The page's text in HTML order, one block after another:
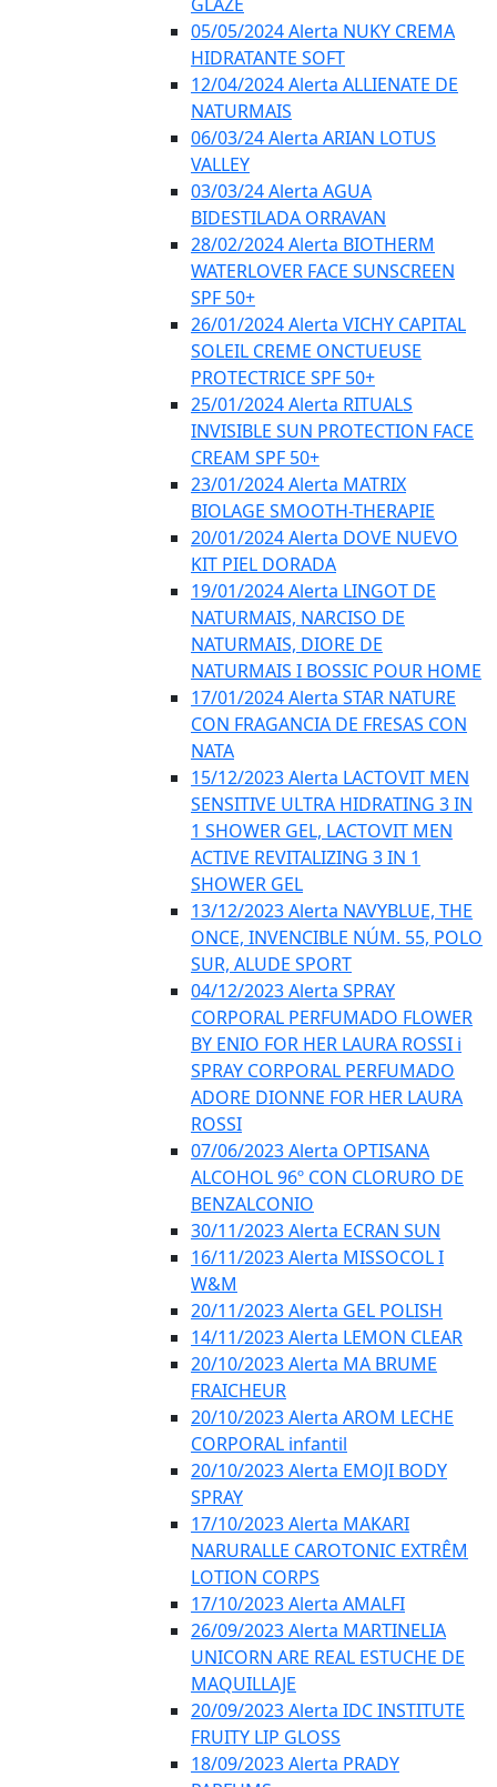
05/05/2024 Alerta NUKY CREMA
HIDRATANTE SOFT
12/04/2024 Alerta ALLIENATE DE
NATURMAIS
06/03/24 Alerta ARIAN LOTUS
VALLEY
03/03/24 Alerta AGUA
BIDESTILADA ORRAVAN
28/02/2024 Alerta BIOTHERM
WATERLOVER FACE SUNSCREEN
SPF 50+
26/01/2024 Alerta VICHY CAPITAL
SOLEIL CREME ONCTUEUSE
PROTECTRICE SPF 50+
25/01/2024 Alerta RITUALS
INVISIBLE SUN PROTECTION FACE
CREAM SPF 50+
23/01/2024 Alerta MATRIX
BIOLAGE SMOOTH-THERAPIE
20/01/2024 Alerta DOVE NUEVO
KIT PIEL DORADA
19/01/2024 Alerta LINGOT DE
NATURMAIS, NARCISO DE
NATURMAIS, DIORE DE
NATURMAIS I BOSSIC POUR HOME
17/01/2024 Alerta STAR NATURE
CON FRAGANCIA DE FRESAS CON
NATA
15/12/2023 Alerta LACTOVIT MEN
SENSITIVE ULTRA HIDRATING 3 IN
1 SHOWER GEL, LACTOVIT MEN
ACTIVE REVITALIZING 3 IN 1
SHOWER GEL
13/12/2023 Alerta NAVYBLUE, THE
ONCE, INVENCIBLE NÚM. 55, POLO
SUR, ALUDE SPORT
04/12/2023 Alerta SPRAY
CORPORAL PERFUMADO FLOWER
BY ENIO FOR HER LAURA ROSSI i
SPRAY CORPORAL PERFUMADO
ADORE DIONNE FOR HER LAURA
ROSSI
07/06/2023 Alerta OPTISANA
ALCOHOL 96º CON CLORURO DE
BENZALCONIO
30/11/2023 Alerta ECRAN SUN
16/11/2023 Alerta MISSOCOL I
W&M
20/11/2023 Alerta GEL POLISH
14/11/2023 Alerta LEMON CLEAR
20/10/2023 Alerta MA BRUME
FRAICHEUR
20/10/2023 Alerta AROM LECHE
CORPORAL infantil
20/10/2023 Alerta EMOJI BODY
SPRAY
17/10/2023 Alerta MAKARI
NARURALLE CAROTONIC EXTRÊM
LOTION CORPS
17/10/2023 Alerta AMALFI
26/09/2023 Alerta MARTINELIA
UNICORN ARE REAL ESTUCHE DE
MAQUILLAJE
20/09/2023 Alerta IDC INSTITUTE
FRUITY LIP GLOSS
18/09/2023 Alerta PRADY